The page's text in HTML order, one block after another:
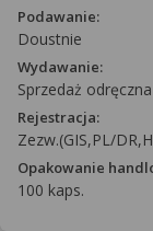
Podawanie:
Doustnie
Wydawanie:
Sprzedaż odręczna
Rejestracja:
Zezw.(GIS,PL/
Opakowanie
100 kaps.